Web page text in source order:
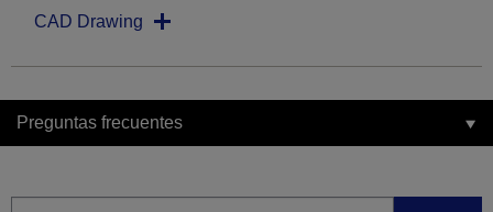
CAD Drawing
Preguntas frecuentes